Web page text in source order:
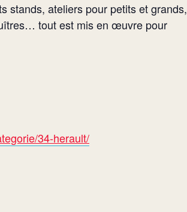
stands, ateliers pour petits et grands,
tout est mis en œuvre pour
34-herault/